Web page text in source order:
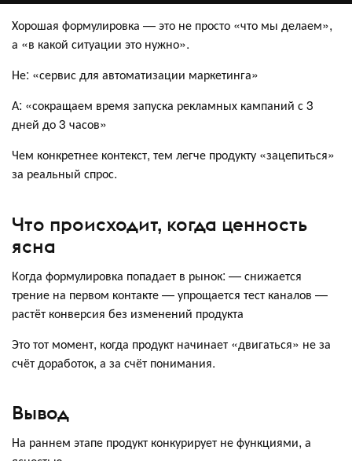
Хорошая формулировка — это не просто «что мы делаем»,
а «в какой ситуации это нужно».
Не: «сервис для автоматизации маркетинга»
А: «сокращаем время запуска рекламных кампаний с 3
дней до 3 часов»
Чем конкретнее контекст, тем легче продукту «зацепиться»
за реальный спрос.
Что происходит, когда ценность
ясна
Когда формулировка попадает в рынок: — снижается
трение на первом контакте — упрощается тест каналов —
растёт конверсия без изменений продукта
Это тот момент, когда продукт начинает «двигаться» не за
счёт доработок, а за счёт понимания.
Вывод
На раннем этапе продукт конкурирует не функциями, а